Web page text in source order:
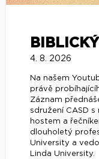
4. 8. 2026
Na našem
právě
Záznam
sdružení CASD s
hostem a
dlouholetý
University a
Linda University.